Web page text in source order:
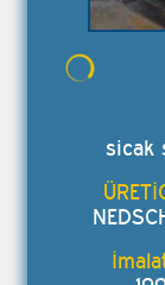
sicak